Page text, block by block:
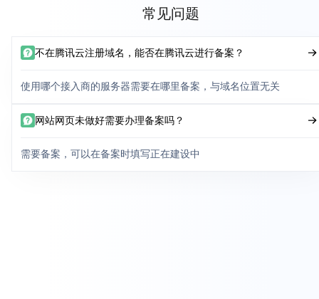
常见问题
不在腾讯云注册域名，能否在腾讯云进行备案？
使用哪个接入商的服务器需要在哪里备案，与域名位置无关
网站网页未做好需要办理备案吗？
需要备案，可以在备案时填写正在建设中